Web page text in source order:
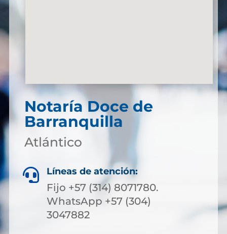
Notaría Doce de
Barranquilla
Atlántico
 Líneas de atención:
Fijo +57 (314) 8071780.
WhatsApp +57 (304)
3047882